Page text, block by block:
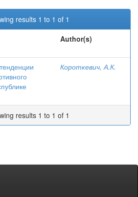
results 1 to 1 of 1
Author(s)
Короткевич, А.К.
results 1 to 1 of 1